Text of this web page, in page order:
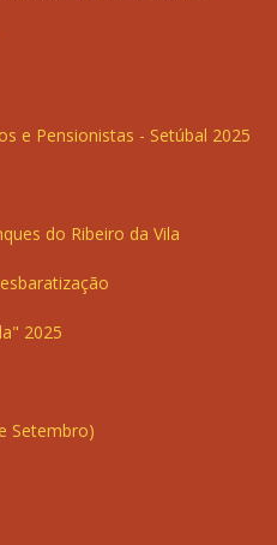
e Pensionistas - Setúbal 2025
do Ribeiro da Vila
2025
Setembro)